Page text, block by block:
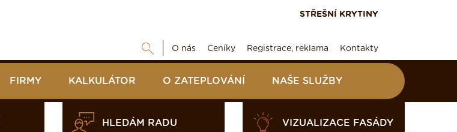
STŘEŠNÍ KRYTINY
O nás Ceníky Registrace, reklama Kontakty
FIRMY KALKULÁTOR O ZATEPLOVÁNÍ NAŠE SLUŽBY
HLEDÁM RADU VIZUALIZACE FASÁDY